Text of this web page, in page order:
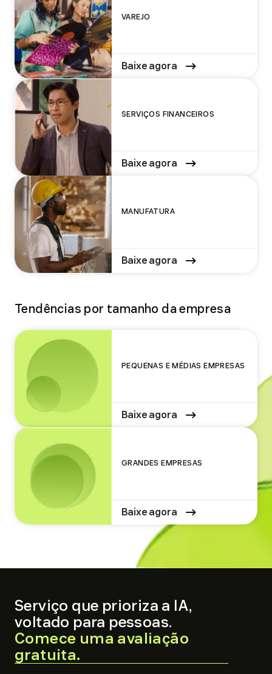
VAREJO
Baixe agora
SERVIÇOS FINANCEIROS
Baixe agora
MANUFATURA
Baixe agora
Tendências por tamanho da empresa
PEQUENAS E MÉDIAS EMPRESAS
Baixe agora
GRANDES EMPRESAS
Baixe agora
Serviço que prioriza a IA,
voltado para pessoas.
Comece uma avaliação
gratuita.